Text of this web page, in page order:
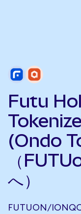
Futu
(Ondo
（
へ）
FUTUON/